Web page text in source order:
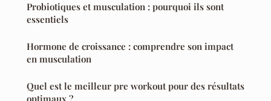
Probiotiques et musculation : pourquoi ils sont
essentiels
Hormone de croissance : comprendre son impact
en musculation
Quel est le meilleur pre workout pour des résultats